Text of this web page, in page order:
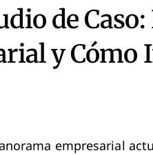
de
y
empresarial